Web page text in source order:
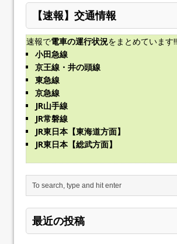
【速報】交通情報
速報で電車の運行状況をまとめています!!
小田急線
京王線・井の頭線
東急線
京急線
JR山手線
JR常磐線
JR東日本【東海道方面】
JR東日本【総武方面】
最近の投稿